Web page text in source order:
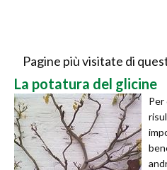
Pagine più visitate di
La potatura del glicine